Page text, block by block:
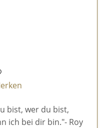
bist, wer du bist,
ich bei dir bin."- Roy